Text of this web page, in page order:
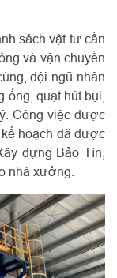
sách vật tư cần
và vận chuyển
đội ngũ nhân
quạt hút bụi,
Công việc được
hoạch đã được
dựng Bảo Tín,
nhà xưởng.